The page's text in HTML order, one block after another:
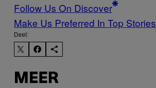
Follow Us On Discover
Make Us Preferred In Top Stories
Deel:
MEER